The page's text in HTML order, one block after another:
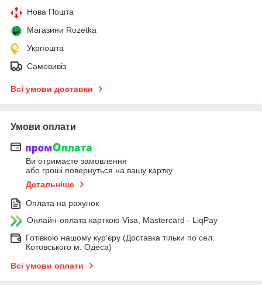
Нова Пошта
Магазини Rozetka
Укрпошта
Самовивіз
Всі умови доставки
Умови оплати
Ви отримаєте замовлення
або гроші повернуться на вашу картку
Детальніше
Оплата на рахунок
Онлайн-оплата карткою Visa, Mastercard - LiqPay
Готівкою нашому кур'єру (Доставка тільки по сел.
Котовського м. Одеса)
Всі умови оплати